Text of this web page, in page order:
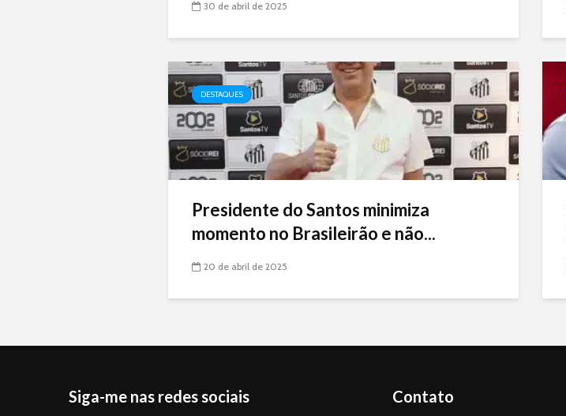
30 de abril de 2025
DESTAQUES
Presidente do Santos minimiza
momento no Brasileirão e não...
20 de abril de 2025
Siga-me nas redes sociais Contato